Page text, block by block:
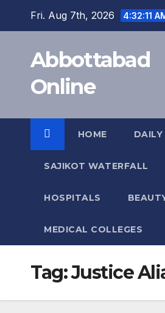
Fri. Aug 7th, 2026 4:32:11
Abbottabad
Online
HOME
SAJIKOT WATERFALL
HOSPITALS
MEDICAL COLLEGES
Tag:Justice